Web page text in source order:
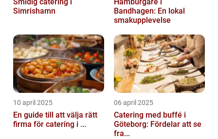
Simrishamn
Bandhagen: En lokal
smakupplevelse
10 april 2025
En guide till att välja rätt
firma för catering i ...
06 april 2025
Catering med buffé i
Göteborg: Fördelar att se
fra...